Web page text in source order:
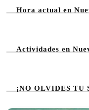
Hora actual en
Actividades en
¡NO OLVIDES TU